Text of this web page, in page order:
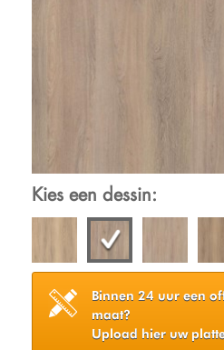
Kies een dessin:
Binnen 24 uur een
maat?
Upload hier uw